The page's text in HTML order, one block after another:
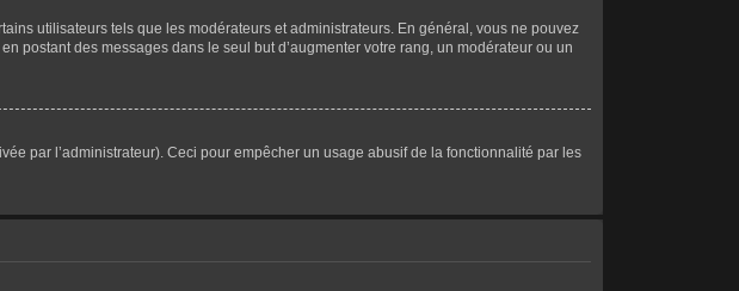
utilisateurs tels que les modérateurs et administrateurs. En général, vous ne pouvez
postant des messages dans le seul but d’augmenter votre rang, un modérateur ou un
par l’administrateur). Ceci pour empêcher un usage abusif de la fonctionnalité par les